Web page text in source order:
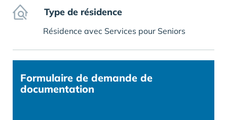
Type de résidence
Résidence avec Services pour Seniors
Formulaire de demande de
documentation